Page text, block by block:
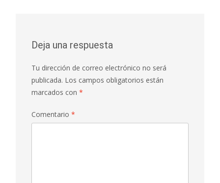
Deja una respuesta
Tu dirección de correo electrónico no será
publicada. Los campos obligatorios están
marcados con *
Comentario *